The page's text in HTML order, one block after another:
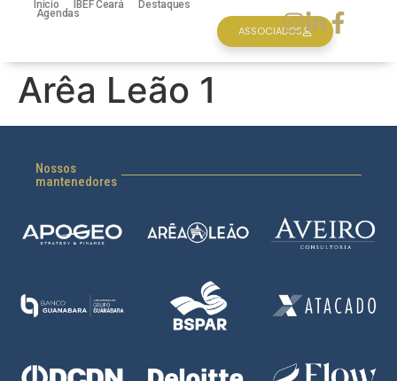
Inicio IBEF Ceará Destaques
Agendas
ASSOCIADOS
Arêa Leão 1
Nossos
mantenedores